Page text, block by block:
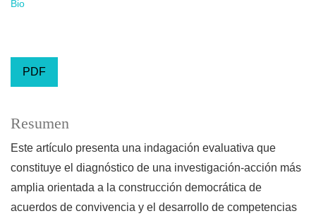
Bio
PDF
Resumen
Este artículo presenta una indagación evaluativa que
constituye el diagnóstico de una investigación-acción más
amplia orientada a la construcción democrática de
acuerdos de convivencia y el desarrollo de competencias